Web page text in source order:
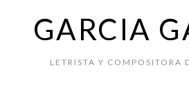
GARCIA
LETRISTA Y COMPOSITORA